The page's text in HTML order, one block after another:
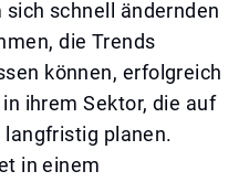
schnell ändernden
die Trends
können, erfolgreich
ihrem Sektor, die auf
planen.
in einem